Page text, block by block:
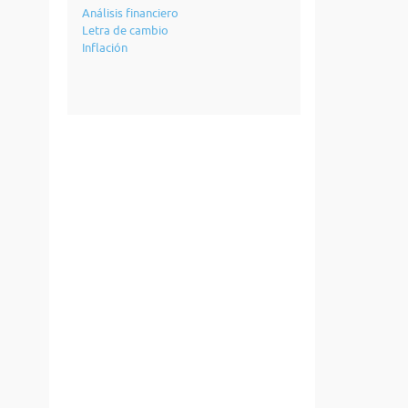
Análisis financiero
Letra de cambio
Inflación